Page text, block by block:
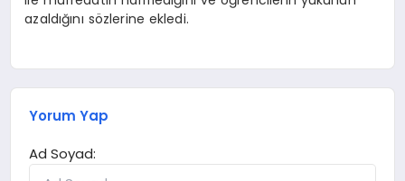
azaldığını sözlerine ekledi.
Yorum Yap
Ad Soyad: